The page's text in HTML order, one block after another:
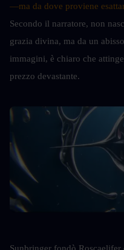
—ma da dove proviene
Secondo il narratore, non
grazia divina, ma da un
immagini, è chiaro che
prezzo devastante.